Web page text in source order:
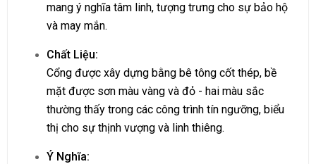
mang ý nghĩa tâm linh, tượng trưng cho sự bảo hộ
và may mắn.
Chất Liệu:
Cổng được xây dựng bằng bê tông cốt thép, bề
mặt được sơn màu vàng và đỏ - hai màu sắc
thường thấy trong các công trình tín ngưỡng, biểu
thị cho sự thịnh vượng và linh thiêng.
Ý Nghĩa: